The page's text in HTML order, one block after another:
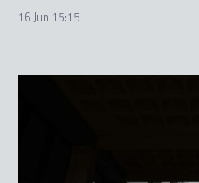
16 Jun 15:15